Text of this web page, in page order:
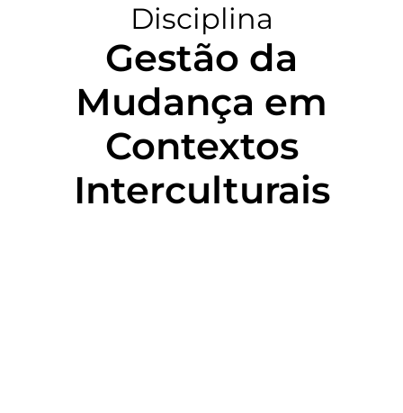
Disciplina
Gestão da
Mudança em
Contextos
Interculturais